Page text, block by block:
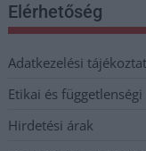
Elérhetőség
Adatkezelési
Etikai és
Hirdetési árak